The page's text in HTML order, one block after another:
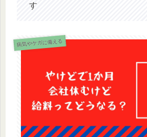
す
病気やケガに備える